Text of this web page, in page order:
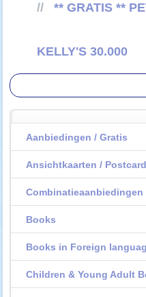
// ** GRATIS **
KELLY'S 30.000
Aanbiedingen / Gratis
Ansichtkaarten /
Combinatieaanbiedingen
Books
Books in Foreign
Children & Young Adult